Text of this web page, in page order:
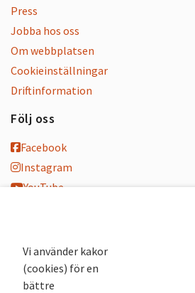
Press
Jobba hos oss
Om webbplatsen
Cookieinställningar
Driftinformation
Följ oss
Facebook
Instagram
YouTube
Nyhetsbrev
Andra webbplatser
Vi använder kakor
(cookies) för en
bättre